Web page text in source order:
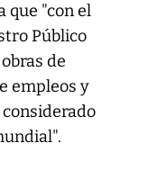
que "con el
Público
de
empleos y
considerado